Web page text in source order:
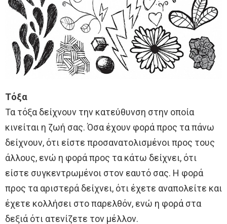
Τόξα
Τα τόξα δείχνουν την κατεύθυνση στην οποία
κινείται η ζωή σας. Όσα έχουν φορά προς τα πάνω
δείχνουν, ότι είστε προσανατολισμένοι προς τους
άλλους, ενώ η φορά προς τα κάτω δείχνει, ότι
είστε συγκεντρωμένοι στον εαυτό σας. Η φορά
προς τα αριστερά δείχνει, ότι έχετε αναπολείτε και
έχετε κολλήσει στο παρελθόν, ενώ η φορά στα
δεξιά ότι ατενίζετε τον μέλλον.